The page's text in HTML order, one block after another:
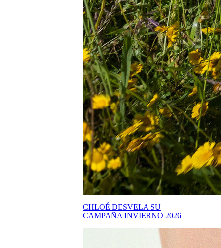
CHLOÉ DESVELA SU
CAMPAÑA INVIERNO 2026